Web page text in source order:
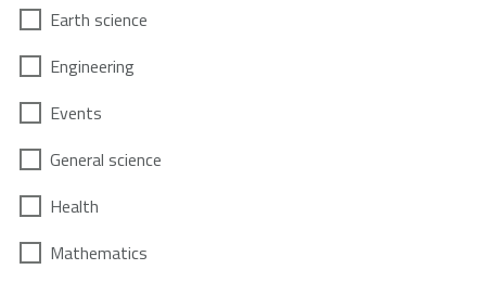
Earth science
Engineering
Events
General science
Health
Mathematics